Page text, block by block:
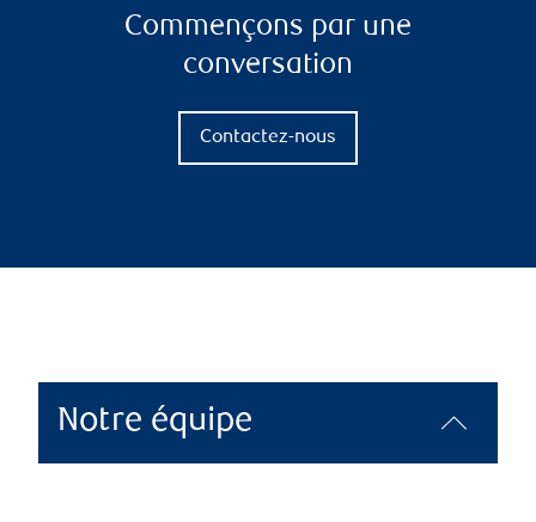
Commençons par une
conversation
Contactez-nous
Notre équipe